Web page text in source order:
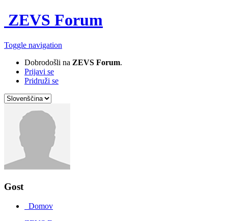
ZEVS Forum
Toggle navigation
Dobrodošli na ZEVS Forum.
Prijavi se
Pridruži se
Gost
Domov